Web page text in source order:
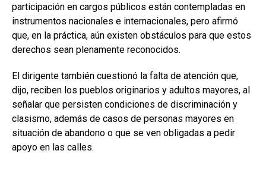
participación en cargos públicos están contempladas en
instrumentos nacionales e internacionales, pero afirmó
que, en la práctica, aún existen obstáculos para que estos
derechos sean plenamente reconocidos.
El dirigente también cuestionó la falta de atención que,
dijo, reciben los pueblos originarios y adultos mayores, al
señalar que persisten condiciones de discriminación y
clasismo, además de casos de personas mayores en
situación de abandono o que se ven obligadas a pedir
apoyo en las calles.